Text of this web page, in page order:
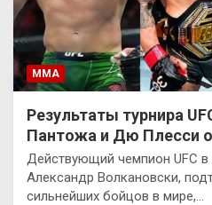
ММА
Результаты турнира
Пантожа и Дю Плесси
Действующий чемпион UFC в
Александр Волкановски,
сильнейших бойцов в мире,…